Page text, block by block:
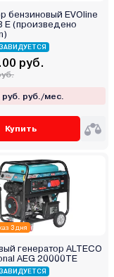
бензиновый EVOline
E (произведено
руб.
руб. руб./мес.
Купить
3 дня
генератор ALTECO
AEG 20000TE